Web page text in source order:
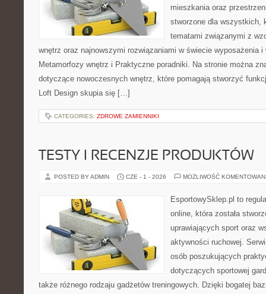
mieszkania oraz
stworzone dla wszystkich,
tematami związanymi z
wnętrz oraz najnowszymi rozwiązaniami w świecie wyposażenia
Metamorfozy wnętrz i Praktyczne poradniki. Na stronie można
dotyczące nowoczesnych wnętrz, które pomagają stworzyć
Loft Design skupia się […]
CATEGORIES: ZDROWE ZAMIENNIKI
TESTY I RECENZJE PRODUKTÓW
POSTED BY ADMIN CZE - 1 - 2026 MOŻLIWOŚĆ
EsportowySklep.pl to
online, która została
uprawiających sport oraz
aktywności ruchowej.
osób poszukujących
dotyczących sportowej
także różnego rodzaju gadżetów treningowych. Dzięki bogatej